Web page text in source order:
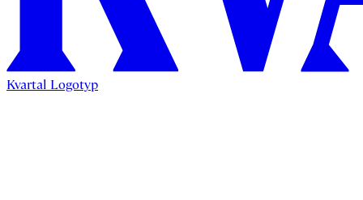
Kvartal Logotyp